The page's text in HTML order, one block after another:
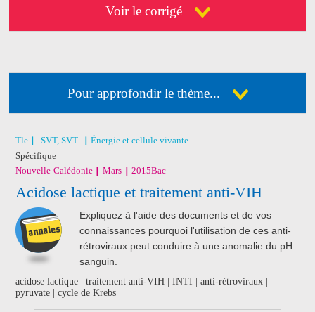
Voir le corrigé
Déja abonné ?
Pas encore abonné ? Consultez nos offres !
J'ai acheté un livre
de révision
Nathan
Pour approfondir le thème...
Tle SVT, SVT
Énergie et cellule vivante
Spécifique
Nouvelle-Calédonie
Mars 2015Bac
Acidose lactique et traitement anti-VIH
Expliquez à l'aide des documents et de vos
connaissances pourquoi l'utilisation de ces anti-
rétroviraux peut conduire à une anomalie du pH
sanguin.
acidose lactique | traitement anti-VIH | INTI | anti-rétroviraux |
pyruvate | cycle de Krebs